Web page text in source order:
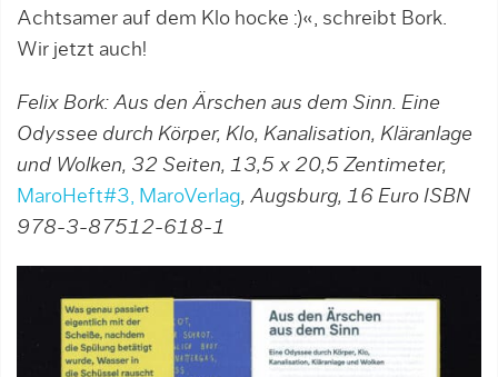
Achtsamer auf dem Klo hocke :)«, schreibt Bork.
Wir jetzt auch!
Felix Bork: Aus den Ärschen aus dem Sinn. Eine
Odyssee durch Körper, Klo, Kanalisation, Kläranlage
und Wolken, 32 Seiten, 13,5 x 20,5 Zentimeter,
MaroHeft#3, MaroVerlag, Augsburg, 16 Euro ISBN
978-3-87512-618-1